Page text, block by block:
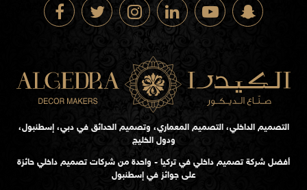
التصميم الداخلي، التصميم المعماري، وتصميم الحدائق في دبي، إسطنبول،
ودول الخليج
أفضل شركة تصميم داخلي في تركيا - واحدة من شركات تصميم داخلي حائزة
على جوائز في إسطنبول